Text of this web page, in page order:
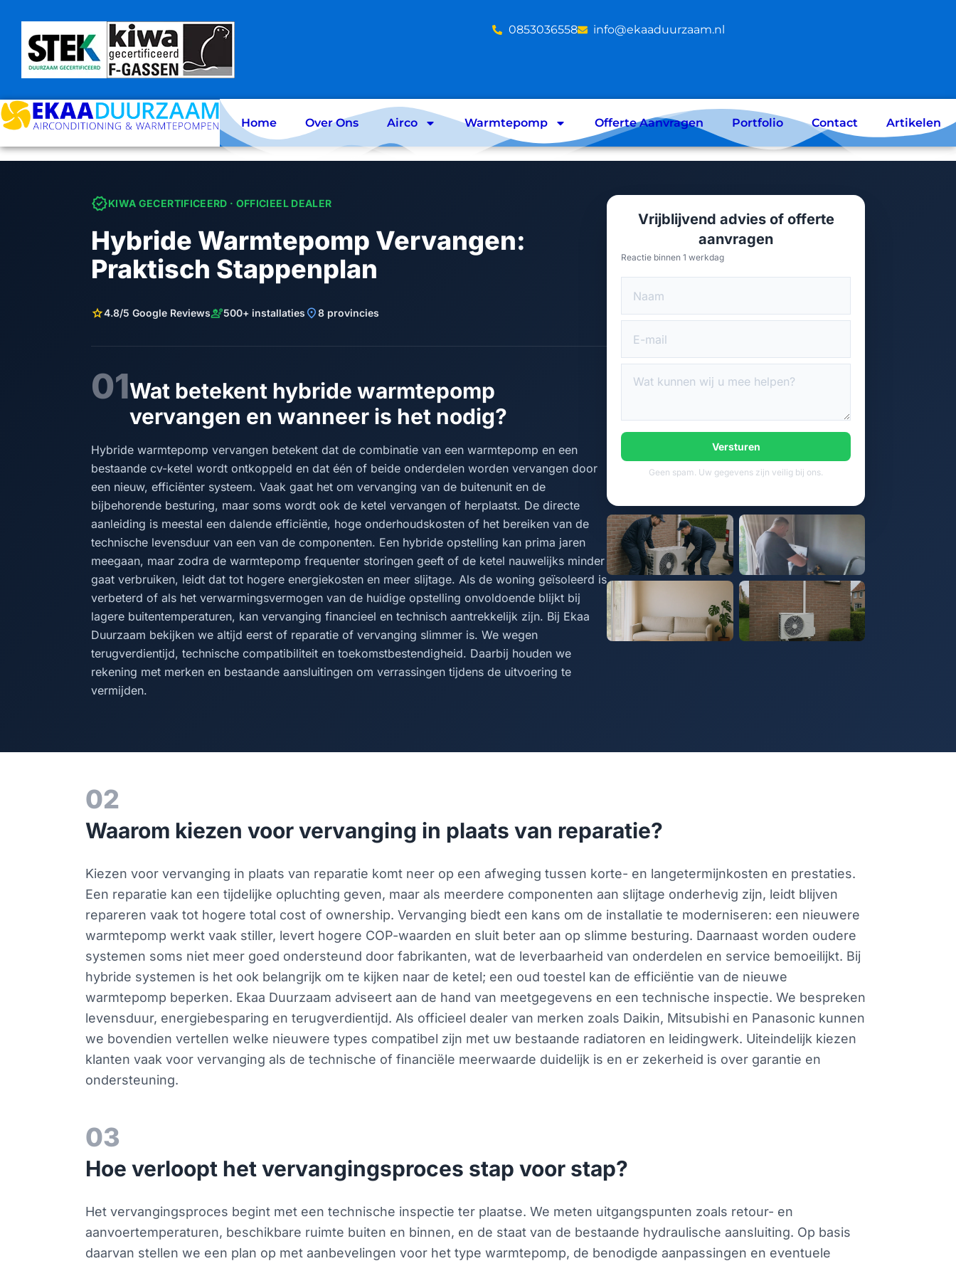
content
‪0853036558 info@ekaaduurzaam.nl
Home Over Ons Airco Warmtepomp Offerte Aanvragen Portfolio Contact Artikelen
verifiedKIWA GECERTIFICEERD · OFFICIEEL DEALER
Hybride Warmtepomp Vervangen:
Praktisch Stappenplan
star4.8/5 Google Reviewsengineering500+ installaties location_on8 provincies
01Wat betekent hybride warmtepomp
vervangen en wanneer is het nodig?
Hybride warmtepomp vervangen betekent dat de combinatie van een warmtepomp en een
bestaande cv-ketel wordt ontkoppeld en dat één of beide onderdelen worden vervangen door
een nieuw, efficiënter systeem. Vaak gaat het om vervanging van de buitenunit en de
bijbehorende besturing, maar soms wordt ook de ketel vervangen of herplaatst. De directe
aanleiding is meestal een dalende efficiëntie, hoge onderhoudskosten of het bereiken van de
technische levensduur van een van de componenten. Een hybride opstelling kan prima jaren
meegaan, maar zodra de warmtepomp frequenter storingen geeft of de ketel nauwelijks minder
gaat verbruiken, leidt dat tot hogere energiekosten en meer slijtage. Als de woning geïsoleerd is
verbeterd of als het verwarmingsvermogen van de huidige opstelling onvoldoende blijkt bij
lagere buitentemperaturen, kan vervanging financieel en technisch aantrekkelijk zijn. Bij Ekaa
Duurzaam bekijken we altijd eerst of reparatie of vervanging slimmer is. We wegen
terugverdientijd, technische compatibiliteit en toekomstbestendigheid. Daarbij houden we
rekening met merken en bestaande aansluitingen om verrassingen tijdens de uitvoering te
vermijden.
Vrijblijvend advies of offerte
aanvragen
Reactie binnen 1 werkdag
Versturen
Geen spam. Uw gegevens zijn veilig bij ons.
02
Waarom kiezen voor vervanging in plaats van reparatie?
Kiezen voor vervanging in plaats van reparatie komt neer op een afweging tussen korte- en langetermijnkosten en prestaties.
Een reparatie kan een tijdelijke opluchting geven, maar als meerdere componenten aan slijtage onderhevig zijn, leidt blijven
repareren vaak tot hogere total cost of ownership. Vervanging biedt een kans om de installatie te moderniseren: een nieuwere
warmtepomp werkt vaak stiller, levert hogere COP-waarden en sluit beter aan op slimme besturing. Daarnaast worden oudere
systemen soms niet meer goed ondersteund door fabrikanten, wat de leverbaarheid van onderdelen en service bemoeilijkt. Bij
hybride systemen is het ook belangrijk om te kijken naar de ketel; een oud toestel kan de efficiëntie van de nieuwe
warmtepomp beperken. Ekaa Duurzaam adviseert aan de hand van meetgegevens en een technische inspectie. We bespreken
levensduur, energiebesparing en terugverdientijd. Als officieel dealer van merken zoals Daikin, Mitsubishi en Panasonic kunnen
we bovendien vertellen welke nieuwere types compatibel zijn met uw bestaande radiatoren en leidingwerk. Uiteindelijk kiezen
klanten vaak voor vervanging als de technische of financiële meerwaarde duidelijk is en er zekerheid is over garantie en
ondersteuning.
03
Hoe verloopt het vervangingsproces stap voor stap?
Het vervangingsproces begint met een technische inspectie ter plaatse. We meten uitgangspunten zoals retour- en
aanvoertemperaturen, beschikbare ruimte buiten en binnen, en de staat van de bestaande hydraulische aansluiting. Op basis
daarvan stellen we een plan op met aanbevelingen voor het type warmtepomp, de benodigde aanpassingen en eventuele